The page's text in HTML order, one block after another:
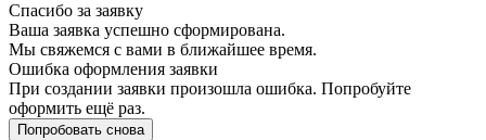
Спасибо за заявку
Ваша заявка успешно сформирована.
Мы свяжемся с вами в ближайшее время.
Ошибка оформления заявки
При создании заявки произошла ошибка. Попробуйте
оформить ещё раз.
Попробовать снова